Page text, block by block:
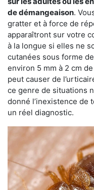
de démangeaison.
gratter et à force de
apparaîtront sur votre
à la longue si elles ne
cutanées sous forme
environ 5 mm à 2 cm
peut causer de
ce genre de situations
donné l’inexistence de
un réel diagnostic.